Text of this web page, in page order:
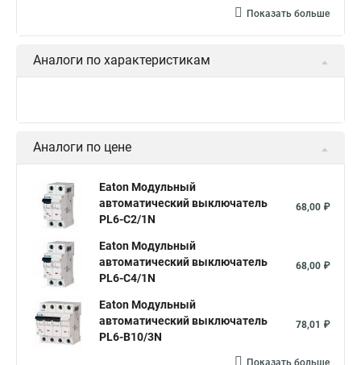
Показать больше
Аналоги по характеристикам
Аналоги по цене
Eaton Модульный
автоматический выключатель
PL6-C2/1N
68,00 ₽
Eaton Модульный
автоматический выключатель
PL6-C4/1N
68,00 ₽
Eaton Модульный
автоматический выключатель
PL6-B10/3N
78,01 ₽
Показать больше